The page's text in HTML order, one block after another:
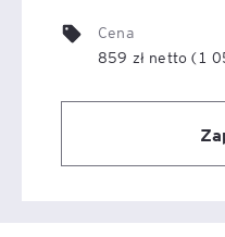
Cena
859 zł netto (1